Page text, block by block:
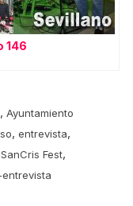
146
, Ayuntamiento
, entrevista,
Fest,